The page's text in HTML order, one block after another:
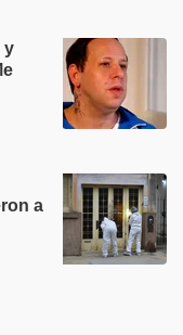
y
a